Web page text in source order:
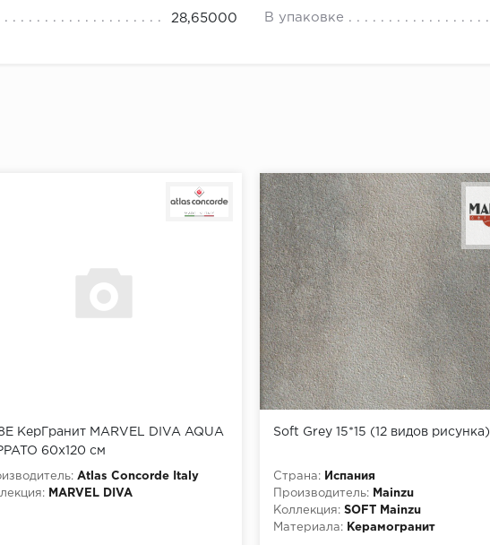
28,65000 В упаковке
Срок предоставления рассрочки от 3 до 10 месяцев
КерГранит MARVEL DIVA AQUA
60x120 см
Atlas Concorde Italy
MARVEL DIVA
Soft Grey 15*15 (12 видов рисунка)
Страна:
Испания
Производитель:
Mainzu
Коллекция: SOFT Mainzu
Материала:
Керамогранит